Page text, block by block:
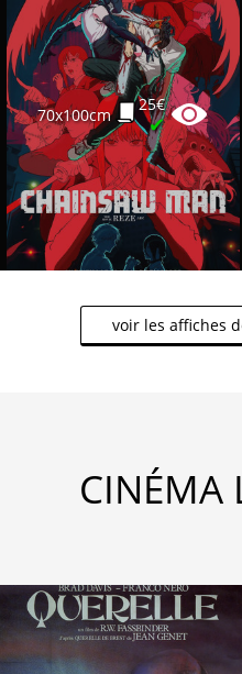
70x100cm
25€
✔
voir les affiches
CINÉMA